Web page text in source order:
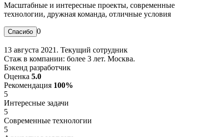
Масштабные и интересные проекты, современные
технологии, дружная команда, отличные условия
0
13 августа 2021. Текущий сотрудник
Стаж в компании: более 3 лет. Москва.
Бэкенд разработчик
Оценка 5.0
Рекомендация 100%
5
Интересные задачи
5
Современные технологии
5